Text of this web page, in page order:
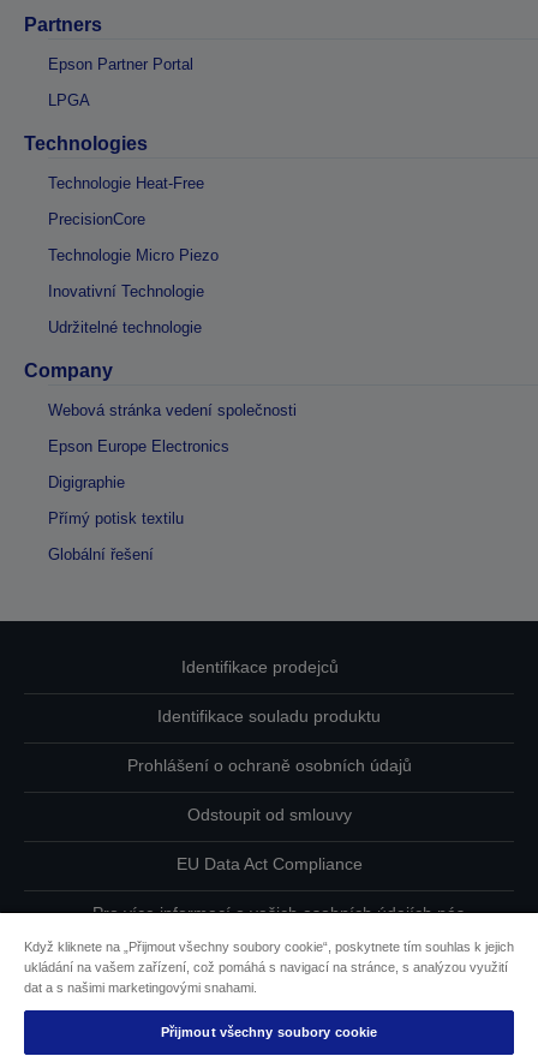
Partners
Epson Partner Portal
LPGA
Technologies
Technologie Heat-Free
PrecisionCore
Technologie Micro Piezo
Inovativní Technologie
Udržitelné technologie
Company
Webová stránka vedení společnosti
Epson Europe Electronics
Digigraphie
Přímý potisk textilu
Globální řešení
Identifikace prodejců
Identifikace souladu produktu
Prohlášení o ochraně osobních údajů
Odstoupit od smlouvy
EU Data Act Compliance
Pro více informací o vašich osobních údajích nás
Informace o souborech cookie
Závazek usnadnění přístupu společnosti Epson
Když kliknete na „Přijmout všechny soubory cookie“, poskytnete tím souhlas k jejich
ukládání na vašem zařízení, což pomáhá s navigací na stránce, s analýzou využití
dat a s našimi marketingovými snahami.
Přijmout všechny soubory cookie